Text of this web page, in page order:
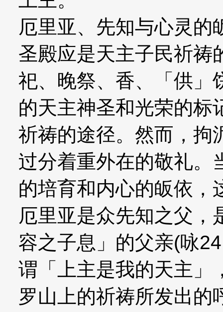
厄里亚、先知与心灵的
圣殿应是天主子民祈祷
祀、晚祭、香、「供」
的天主神圣和光荣的标
祈祷的途径。然而，拘
过分着重外在的敬礼。
的培育和内心的皈依，
厄里亚是众先知之父，
容之子息」的父亲(咏
谓「上主是我的天主」
罗山上的祈祷所发出的